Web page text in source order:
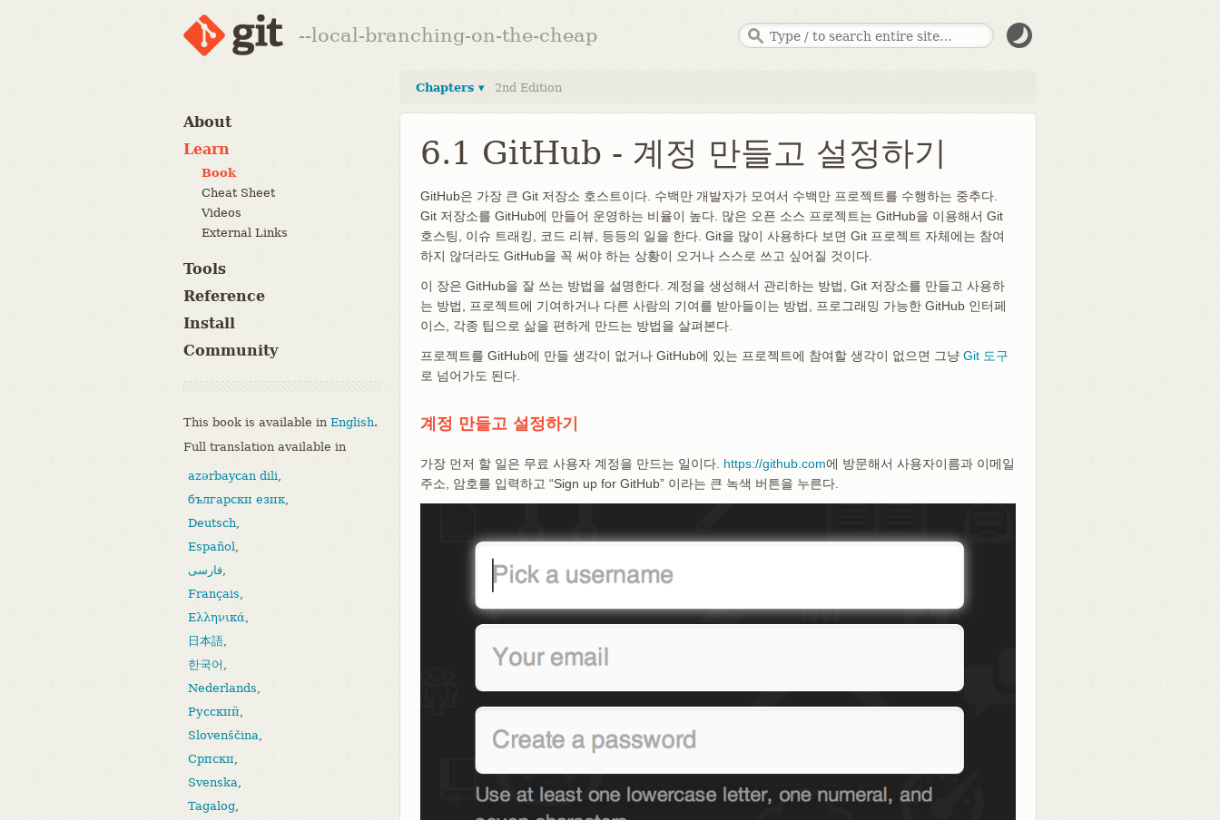
--local-branching-on-the-cheap
About
Learn
Book
Cheat Sheet
Videos
External Links
Tools
Reference
Install
Community
This book is available in English.
Full translation available in
azərbaycan dili,
български език,
Deutsch,
Español,
فارسی,
Français,
Ελληνικά,
日本語,
한국어 ,
Nederlands,
Русский,
Slovenščina,
Српски,
Svenska,
Tagalog,
Chapters ▾ 2nd Edition
6.1 GitHub - 계정 만들고 설정하기
GitHub은 가장 큰 Git 저장소 호스트이다. 수백만 개발자가 모여서 수백만 프로젝트를 수행하는 중추다.
Git 저장소를 GitHub에 만들어 운영하는 비율이 높다. 많은 오픈 소스 프로젝트는 GitHub을 이용해서 Git
호스팅, 이슈 트래킹, 코드 리뷰, 등등의 일을 한다. Git을 많이 사용하다 보면 Git 프로젝트 자체에는 참여
하지 않더라도 GitHub을 꼭 써야 하는 상황이 오거나 스스로 쓰고 싶어질 것이다.
이 장은 GitHub을 잘 쓰는 방법을 설명한다. 계정을 생성해서 관리하는 방법, Git 저장소를 만들고 사용하
는 방법, 프로젝트에 기여하거나 다른 사람의 기여를 받아들이는 방법, 프로그래밍 가능한 GitHub 인터페
이스, 각종 팁으로 삶을 편하게 만드는 방법을 살펴본다.
프로젝트를 GitHub에 만들 생각이 없거나 GitHub에 있는 프로젝트에 참여할 생각이 없으면 그냥 Git 도구
로 넘어가도 된다.
계정 만들고 설정하기
가장 먼저 할 일은 무료 사용자 계정을 만드는 일이다. https://github.com에 방문해서 사용자이름과 이메일
주소, 암호를 입력하고 “Sign up for GitHub” 이라는 큰 녹색 버튼을 누른다.